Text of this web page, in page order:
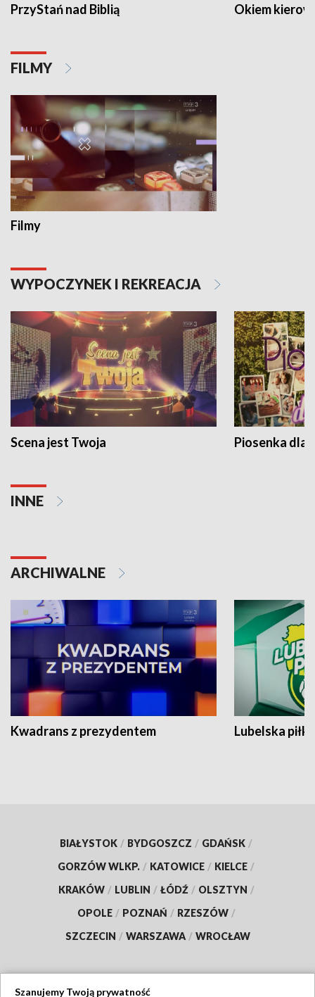
PrzyStań nad Biblią Okiem
FILMY
Filmy
WYPOCZYNEK I REKREACJA
Scena jest Twoja Piosenka dla
INNE
ARCHIWALNE
Kwadrans z prezydentem Lubelska piłka
BIAŁYSTOK / BYDGOSZCZ / GDAŃSK /
GORZÓW WLKP. / KATOWICE / KIELCE /
KRAKÓW / LUBLIN / ŁÓDŹ / OLSZTYN /
OPOLE / POZNAŃ / RZESZÓW /
SZCZECIN / WARSZAWA / WROCŁAW
Szanujemy Twoją prywatność